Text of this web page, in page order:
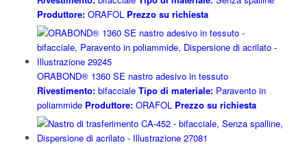
Produttore:ORAFOL Prezzo su richiesta
ORABOND® 1360 SE nastro adesivo in tessuto
Rivestimento:bifacciale Tipo di materiale:Paravento in
poliammide Produttore:ORAFOL Prezzo su richiesta